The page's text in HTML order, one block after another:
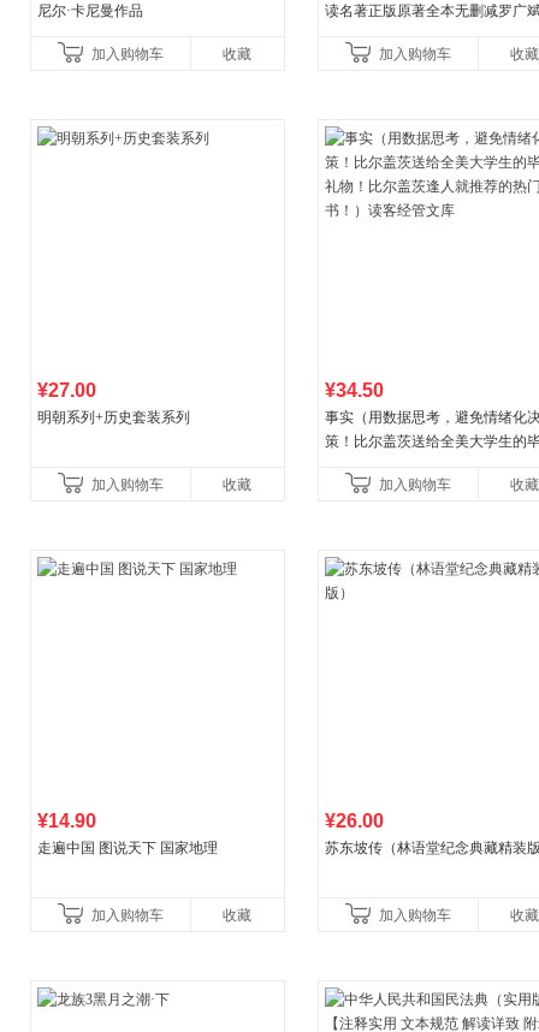
尼尔·卡尼曼作品
加入购物车 收藏
读名著正版原著全本无删减罗广
初中生课外书中国青
加入购物车 收藏
¥27.00
明朝系列+历史套装系列
加入购物车 收藏
¥34.50
事实（用数据思考，避免情绪化
策！比尔盖茨送给全美大学生的
书！）读客经管文库
加入购物车 收藏
¥14.90
走遍中国 图说天下 国家地理
加入购物车 收藏
¥26.00
苏东坡传（林语堂纪念典藏精装
加入购物车 收藏